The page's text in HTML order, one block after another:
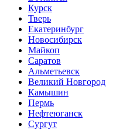
Курск
Тверь
Екатеринбург
Новосибирск
Майкоп
Саратов
Альметьевск
Великий Новгород
Камышин
Пермь
Нефтеюганск
Сургут